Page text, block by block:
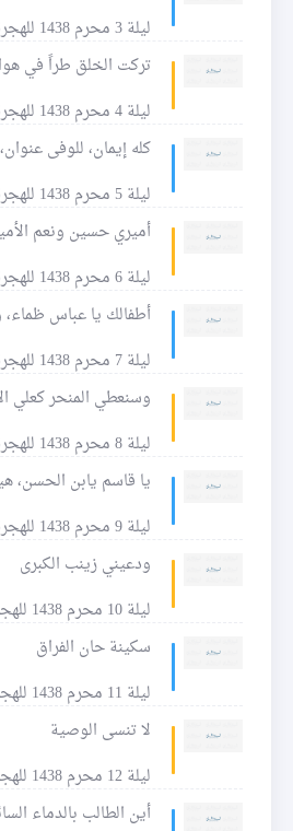
ليلة 3 محرم 1438 للهجرة
تركت الخلق طراً في
ليلة 4 محرم 1438 للهجرة
كله إيمان، للوفى
ليلة 5 محرم 1438 للهجرة
أميري حسين ونعم
ليلة 6 محرم 1438 للهجرة
أطفالك يا عباس ظماء،
ليلة 7 محرم 1438 للهجرة
وسنعطي المنحر كعلي
ليلة 8 محرم 1438 للهجرة
يا قاسم يابن الحسن،
ليلة 9 محرم 1438 للهجرة
ودعيني زينب الكبرى
ليلة 10 محرم 1438 للهجرة
سكينة حان الفراق
ليلة 11 محرم 1438 للهجرة
لا تنسى الوصية
ليلة 12 محرم 1438 للهجرة
أين الطالب بالدماء